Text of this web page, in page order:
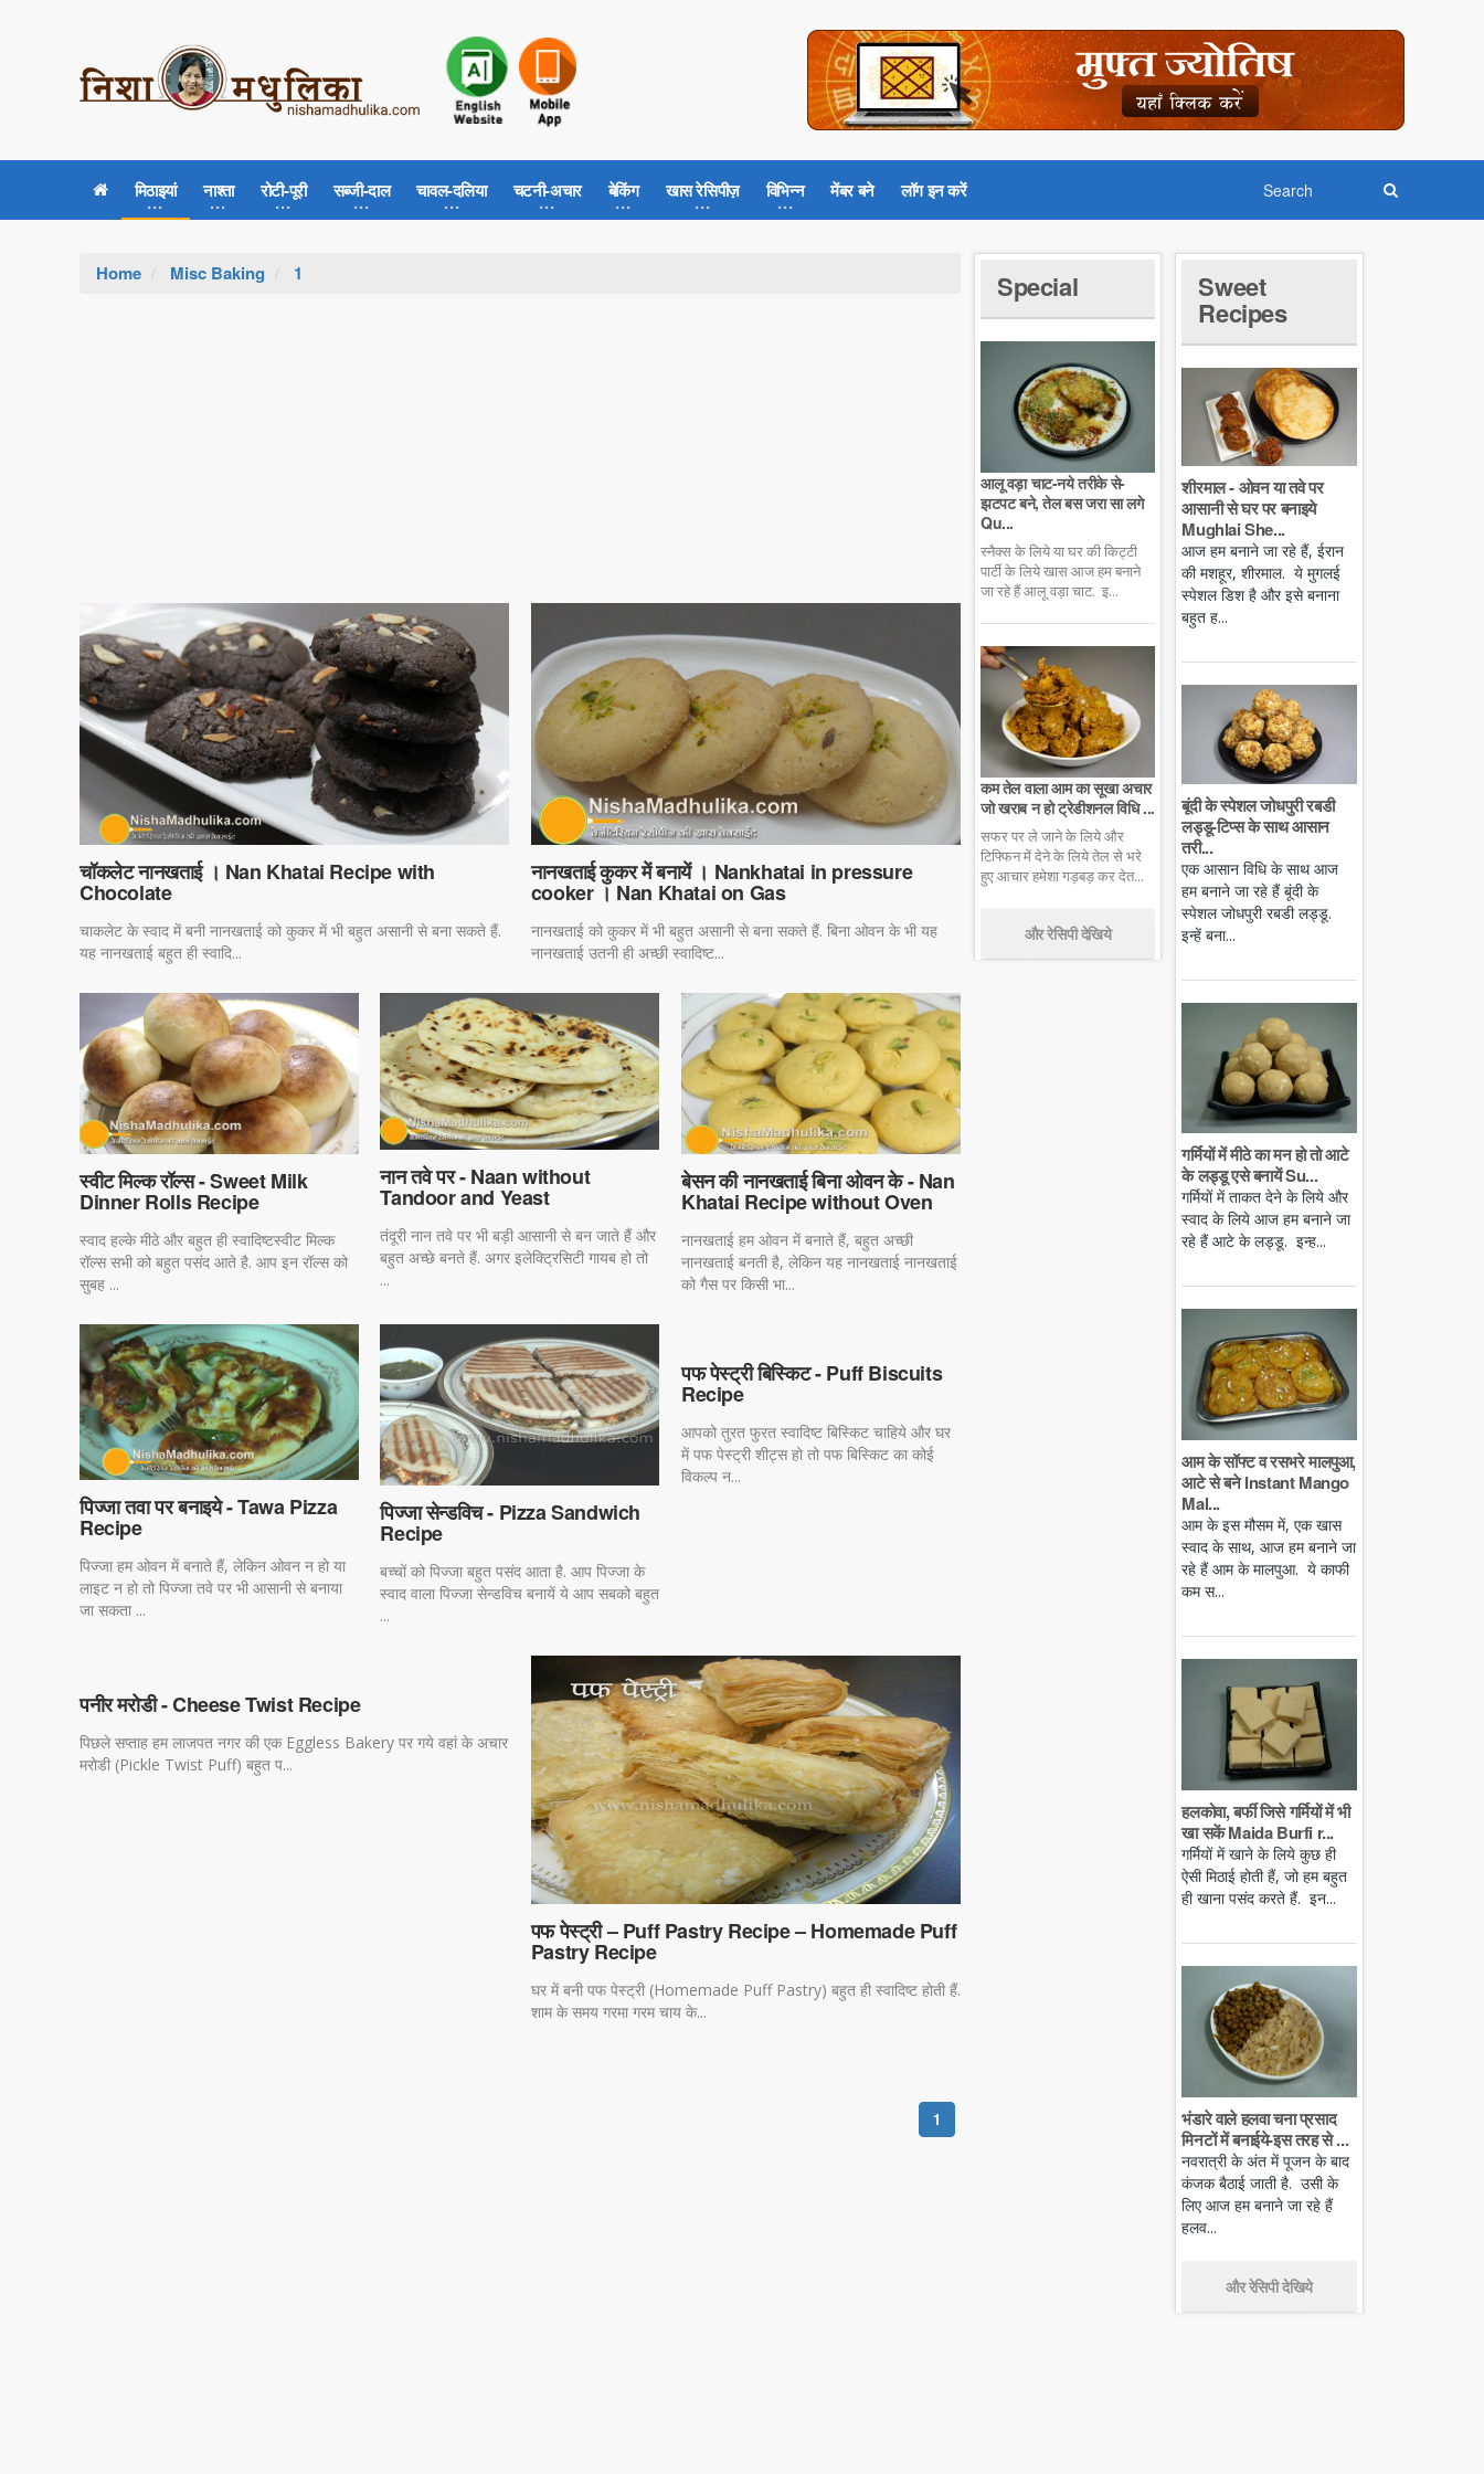
मिठाइयां नाश्ता रोटी-पूरी सब्जी-दाल चावल-दलिया चटनी-अचार बेकिंग खास रेसिपीज़ विभिन्न मेंबर बने लॉग इन करें
Home Misc Baking 1
चॉकलेट नानखताई । Nan Khatai Recipe with
Chocolate
चाकलेट के स्वाद में बनी नानखताई को कुकर में भी बहुत असानी से बना सकते हैं.
यह नानखताई बहुत ही स्वादि...
नानखताई कुकर में बनायें । Nankhatai in pressure
cooker । Nan Khatai on Gas
नानखताई को कुकर में भी बहुत असानी से बना सकते हैं. बिना ओवन के भी यह
नानखताई उतनी ही अच्छी स्वादिष्ट...
स्वीट मिल्क रॉल्स - Sweet Milk
Dinner Rolls Recipe
स्वाद हल्के मीठे और बहुत ही स्वादिष्टस्वीट मिल्क
रॉल्स सभी को बहुत पसंद आते है. आप इन रॉल्स को
सुबह ...
नान तवे पर - Naan without
Tandoor and Yeast
तंदूरी नान तवे पर भी बड़ी आसानी से बन जाते हैं और
बहुत अच्छे बनते हैं. अगर इलेक्ट्रिसिटी गायब हो तो
...
बेसन की नानखताई बिना ओवन के - Nan
Khatai Recipe without Oven
नानखताई हम ओवन में बनाते हैं, बहुत अच्छी
नानखताई बनती है, लेकिन यह नानखताई नानखताई
को गैस पर किसी भा...
पिज्जा तवा पर बनाइये - Tawa Pizza
Recipe
पिज्जा हम ओवन में बनाते हैं, लेकिन ओवन न हो या
लाइट न हो तो पिज्जा तवे पर भी आसानी से बनाया
जा सकता ...
पिज्जा सेन्डविच - Pizza Sandwich
Recipe
बच्चों को पिज्जा बहुत पसंद आता है. आप पिज्जा के
स्वाद वाला पिज्जा सेन्डविच बनायें ये आप सबको बहुत
...
पफ पेस्ट्री बिस्किट - Puff Biscuits
Recipe
आपको तुरत फुरत स्वादिष्ट बिस्किट चाहिये और घर
में पफ पेस्ट्री शीट्स हो तो पफ बिस्किट का कोई
विकल्प न...
पनीर मरोडी - Cheese Twist Recipe
पिछले सप्ताह हम लाजपत नगर की एक Eggless Bakery पर गये वहां के अचार
मरोडी (Pickle Twist Puff) बहुत प...
पफ पेस्ट्री – Puff Pastry Recipe – Homemade Puff
Pastry Recipe
घर में बनी पफ पेस्ट्री (Homemade Puff Pastry) बहुत ही स्वादिष्ट होती हैं.
शाम के समय गरमा गरम चाय के...
1
Special
आलू वड़ा चाट-नये तरीके से-
झटपट बने, तेल बस जरा सा लगे
Qu...
स्नैक्स के लिये या घर की किट्टी
पार्टी के लिये खास आज हम बनाने
जा रहे हैं आलू वड़ा चाट. इ...
कम तेल वाला आम का सूखा अचार
जो खराब न हो ट्रेडीशनल विधि ...
सफर पर ले जाने के लिये और
टिफ्फिन में देने के लिये तेल से भरे
हुए आचार हमेशा गड़बड़ कर देत...
और रेसिपी देखिये
Sweet
Recipes
शीरमाल - ओवन या तवे पर
आसानी से घर पर बनाइये
Mughlai She...
आज हम बनाने जा रहे हैं, ईरान
की मशहूर, शीरमाल. ये मुगलई
स्पेशल डिश है और इसे बनाना
बहुत ह...
बूंदी के स्पेशल जोधपुरी रबडी
लड्डू-टिप्स के साथ आसान
तरी...
एक आसान विधि के साथ आज
हम बनाने जा रहे हैं बूंदी के
स्पेशल जोधपुरी रबडी लड्डू.
इन्हें बना...
गर्मियों में मीठे का मन हो तो आटे
के लड्डू एसे बनायें Su...
गर्मियों में ताकत देने के लिये और
स्वाद के लिये आज हम बनाने जा
रहे हैं आटे के लड्डू. इन्ह...
आम के सॉफ्ट व रसभरे मालपुआ,
आटे से बने Instant Mango
Mal...
आम के इस मौसम में, एक खास
स्वाद के साथ, आज हम बनाने जा
रहे हैं आम के मालपुआ. ये काफी
कम स...
हलकोवा, बर्फी जिसे गर्मियों में भी
खा सकें Maida Burfi r...
गर्मियों में खाने के लिये कुछ ही
ऐसी मिठाई होती हैं, जो हम बहुत
ही खाना पसंद करते हैं. इन...
भंडारे वाले हलवा चना प्रसाद
मिनटों में बनाईये-इस तरह से ...
नवरात्री के अंत में पूजन के बाद
कंजक बैठाई जाती है. उसी के
लिए आज हम बनाने जा रहे हैं
हलव...
और रेसिपी देखिये